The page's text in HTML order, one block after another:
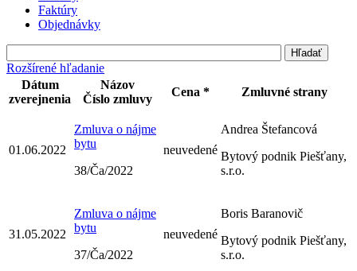
Faktúry
Objednávky
Rozšírené hľadanie
Dátum
zverejnenia
Názov
Číslo zmluvy
Cena * Zmluvné strany
01.06.2022
Zmluva o nájme
bytu
38/Ča/2022
neuvedené
Andrea Štefancová
Bytový podnik Piešťany,
s.r.o.
31.05.2022
Zmluva o nájme
bytu
37/Ča/2022
neuvedené
Boris Baranovič
Bytový podnik Piešťany,
s.r.o.